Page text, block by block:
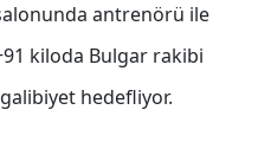
antrenörü ile
kiloda Bulgar rakibi
hedefliyor.